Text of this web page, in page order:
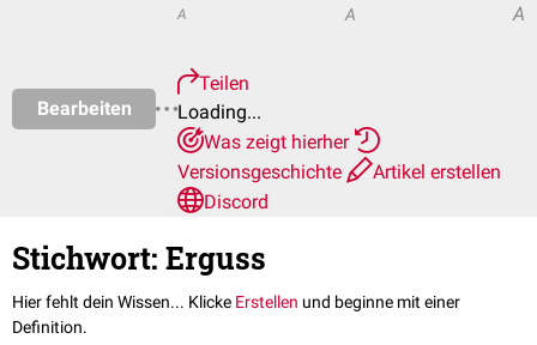
Bearbeiten
A A A
Teilen
Loading...
Was zeigt hierher
Versionsgeschichte
Artikel erstellen
Discord
Stichwort: Erguss
Hier fehlt dein Wissen... Klicke Erstellen und beginne mit einer
Definition.